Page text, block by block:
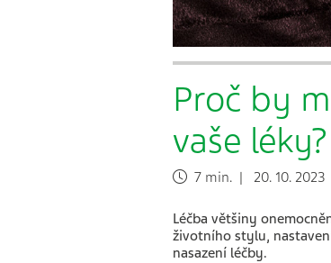
Proč by
vaše léky?
7 min. | 20. 10.
Léčba většiny
životního stylu,
nasazení léčby.